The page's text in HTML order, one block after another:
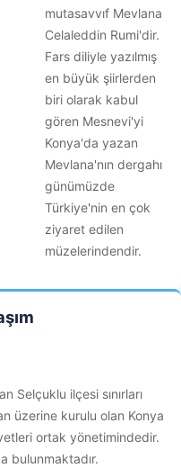
mutasavvıf Mevlana
Celaleddin Rumi'dir.
Fars diliyle yazılmış
en büyük şiirlerden
biri olarak kabul
gören Mesnevi'yi
Konya'da yazan
Mevlana'nın dergahı
günümüzde
Türkiye'nin en çok
ziyaret edilen
müzelerindendir.
Selçuklu ilçesi sınırları
üzerine kurulu olan Konya
ortak yönetimindedir.
bulunmaktadır.